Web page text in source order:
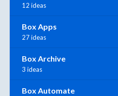
12 ideas
Box Apps
27 ideas
Box Archive
3 ideas
Box Automate